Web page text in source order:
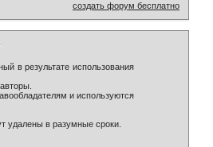
создать форум бесплатно
в результате использования
и используются
удалены в разумные сроки.